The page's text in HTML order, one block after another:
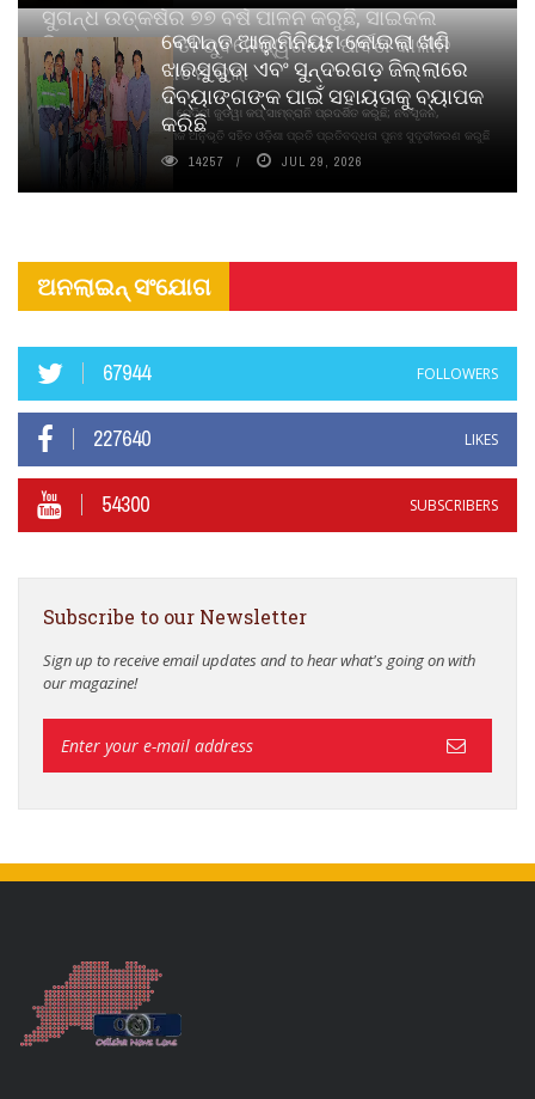
ସୁଗନ୍ଧ ଉତ୍କର୍ଷର ୭୭ ବର୍ଷ ପାଳନ କରୁଛି, ସାଇକଲ
ପିୟୋର୍‌ ଅଗରବତୀ ଭୁବନେଶ୍ୱରରେ ପାର୍ବଣ କାଳୀନ
ନବସୃଜନ ଉନ୍ମୋଚନ କଲା
ବାଉଁଶ ବିହୀନ କଠିନ ଧୂପ ଏବଂ ମେଦିନୀ ଜୁଡୱା କପ୍‌ ସାମ୍ବ୍ରାନି ପ୍ରଦର୍ଶିତ କରୁଛି; ନବସୃଜନ,
ଦୀର୍ଘସ୍ଥାୟିତା ଏବଂ ଆଧ୍ୟାତ୍ମିକ ଅନୁଭୂତି ସହିତ ଓଡ଼ିଶା ପ୍ରତି ପ୍ରତିବଦ୍ଧତା ପୁନଃ ସୁଦୃଢୀକରଣ କରୁଛି
ବେଦାନ୍ତ ଆଲୁମିନିୟମ କୋଇଲା ଖଣି
ଝାରସୁଗୁଡା ଏବଂ ସୁନ୍ଦରଗଡ଼ ଜିଲ୍ଲାରେ
ଦିବ୍ୟାଙ୍ଗଙ୍କ ପାଇଁ ସହାୟତାକୁ ବ୍ୟାପକ
କରିଛି
14257 JUL 29, 2026
ଅନଲାଇନ୍ ସଂଯୋଗ
67944 FOLLOWERS
227640 LIKES
54300 SUBSCRIBERS
Subscribe to our Newsletter
Sign up to receive email updates and to hear what's going on with
our magazine!